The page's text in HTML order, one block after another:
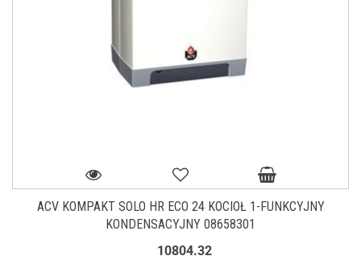
ACV KOMPAKT SOLO HR ECO 24 KOCIOŁ 1-FUNKCYJNY
KONDENSACYJNY 08658301
10804.32